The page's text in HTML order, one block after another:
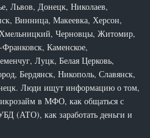
Львов, Донецк, Николаев,
Винница, Макеевка, Херсон,
Черновцы, Житомир,
Каменское,
Луцк, Белая Церковь,
Бердянск, Никополь, Славянск,
Люди ищут информацию о том,
в МФО, как общаться с
(АТО), как заработать деньги и